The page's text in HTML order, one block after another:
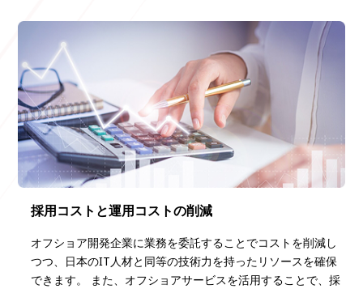
採用コストと運用コストの削減
オフショア開発企業に業務を委託することでコストを削減し
つつ、日本のIT人材と同等の技術力を持ったリソースを確保
できます。 また、オフショアサービスを活用することで、採